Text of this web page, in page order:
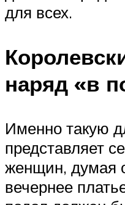
для всех.
наряд «в
Именно такую
представляет
женщин, думая
вечернее